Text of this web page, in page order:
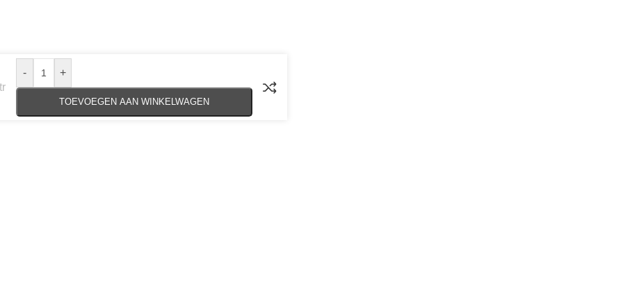
- +
TOEVOEGEN AAN WINKELWAGEN